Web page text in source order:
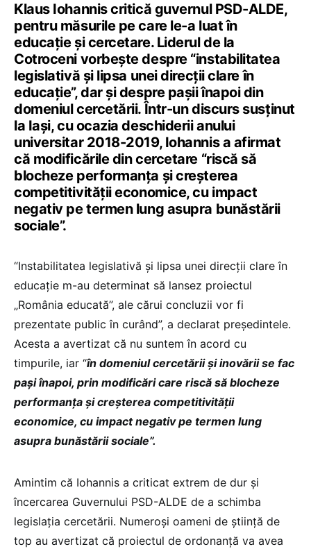
Klaus Iohannis critică guvernul PSD-ALDE,
pentru măsurile pe care le-a luat în
educație și cercetare. Liderul de la
Cotroceni vorbește despre “instabilitatea
legislativă și lipsa unei direcții clare în
educație”, dar și despre pașii înapoi din
domeniul cercetării. Într-un discurs susținut
la Iași, cu ocazia deschiderii anului
universitar 2018-2019, Iohannis a afirmat
că modificările din cercetare “riscă să
blocheze performanța şi creșterea
competitivității economice, cu impact
negativ pe termen lung asupra bunăstării
sociale”.
“Instabilitatea legislativă și lipsa unei direcții clare în
educație m-au determinat să lansez proiectul
„România educată”, ale cărui concluzii vor fi
prezentate public în curând”, a declarat președintele.
Acesta a avertizat că nu suntem în acord cu
timpurile, iar “în domeniul cercetării și inovării se fac
pași înapoi, prin modificări care riscă să blocheze
performanța şi creșterea competitivității
economice, cu impact negativ pe termen lung
asupra bunăstării sociale”.
Amintim că Iohannis a criticat extrem de dur și
încercarea Guvernului PSD-ALDE de a schimba
legislația cercetării. Numeroși oameni de știință de
top au avertizat că proiectul de ordonanță va avea